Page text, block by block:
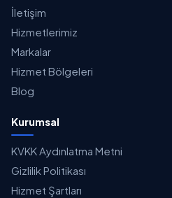
İletişim
Hizmetlerimiz
Markalar
Hizmet Bölgeleri
Blog
Kurumsal
KVKK Aydınlatma Metni
Gizlilik Politikası
Hizmet Şartları